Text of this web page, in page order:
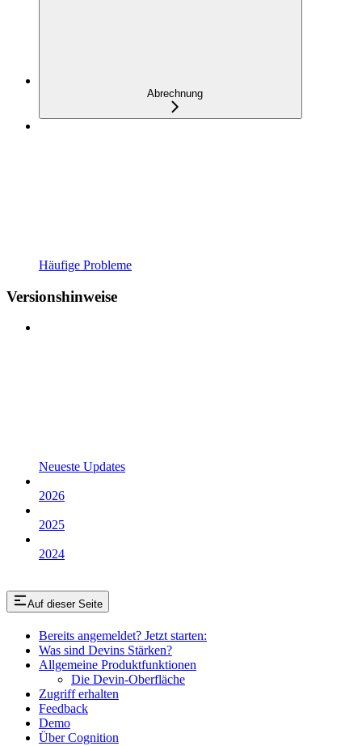
Abrechnung
Häufige Probleme
Versionshinweise
Neueste Updates
2026
2025
2024
Auf dieser Seite
Bereits angemeldet? Jetzt starten:
Was sind Devins Stärken?
Allgemeine Produktfunktionen
Die Devin-Oberfläche
Zugriff erhalten
Feedback
Demo
Über Cognition